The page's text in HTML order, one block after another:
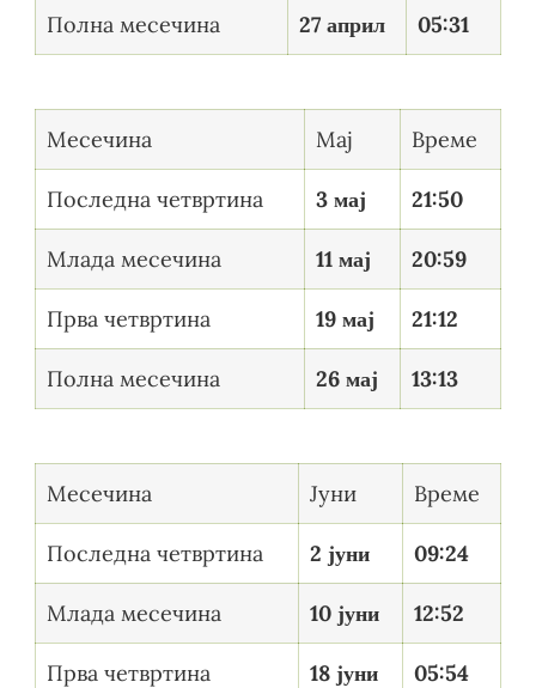
Полна месечина 27 април 05:31
Месечина Мај Време
Последна четвртина 3 мај 21:50
Млада месечина 11 мај 20:59
Прва четвртина 19 мај 21:12
Полна месечина 26 мај 13:13
Месечина Јуни Време
Последна четвртина 2 јуни 09:24
Млада месечина 10 јуни 12:52
Прва четвртина 18 јуни 05:54